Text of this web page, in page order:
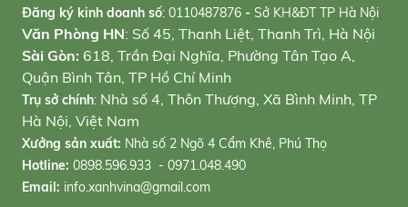
Đăng ký kinh doanh số: 0110487876 - Sở KH&ĐT TP Hà Nội
Văn Phòng HN: Số 45, Thanh Liệt, Thanh Trì, Hà Nội
Sài Gòn: 618, Trần Đại Nghĩa, Phường Tân Tạo A,
Quận Bình Tân, TP Hồ Chí Minh
Trụ sở chính: Nhà số 4, Thôn Thượng, Xã Bình Minh, TP
Hà Nội, Việt Nam
Xưởng sản xuất: Nhà số 2 Ngõ 4 Cẩm Khê, Phú Thọ
Hotline: 0898.596.933 - 0971.048.490
Email: info.xanhvina@gmail.com